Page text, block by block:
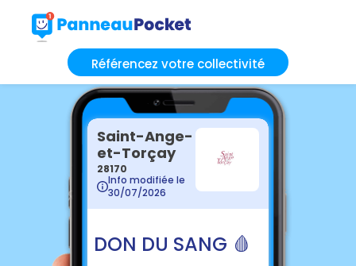
Référencez votre collectivité
Saint-Ange-
et-Torçay
28170
Info modifiée le
30/07/2026
DON DU SANG 🩸